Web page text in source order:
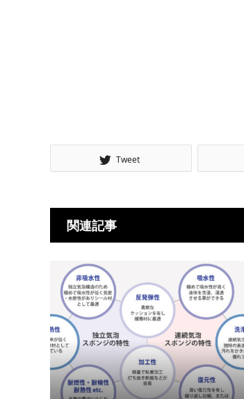
Tweet
関連記事